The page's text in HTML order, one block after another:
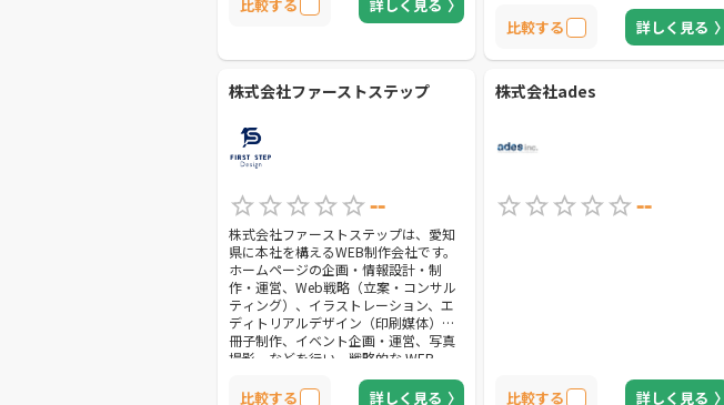
比較する 詳しく見る
当】として手厚いサポートをご提供さ
せていただきます！
比較する 詳しく見る
株式会社ファーストステップ
--
株式会社ファーストステップは、愛知
県に本社を構えるWEB制作会社です。
ホームページの企画・情報設計・制
作・運営、Web戦略（立案・コンサル
ティング）、イラストレーション、エ
ディトリアルデザイン（印刷媒体）、
冊子制作、イベント企画・運営、写真
撮影、などを行い、戦略的な WEB
&amp; グラフィックデザインから、メ
ンテナンス・更新のお手伝いまでトー
比較する 詳しく見る
株式会社ades
--
比較する 詳しく見る